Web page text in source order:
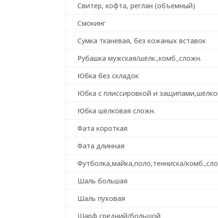
Свитер, кофта, реглан (объемный)
Смокинг
Сумка тканевая, без кожаных вставок
Рубашка мужская/шёлк.,комб.,сложн.
Юбка без складок
Юбка с плиссировкой и
Юбка шёлковая сложн.
Фата короткая
Фата длинная
Футболка,майка,поло,тенниска/
Шаль большая
Шаль пуховая
Шарф средний/большой